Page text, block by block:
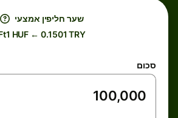
שער חליפין אמצעי
Ft1 HUF ← 0.1501 TRY
סכום